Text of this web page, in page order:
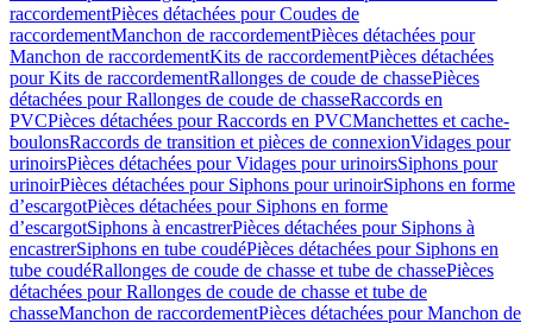
raccordementPièces détachées pour Coudes de
raccordementManchon de raccordementPièces détachées pour
Manchon de raccordementKits de raccordementPièces détachées
pour Kits de raccordementRallonges de coude de chassePièces
détachées pour Rallonges de coude de chasseRaccords en
PVCPièces détachées pour Raccords en PVCManchettes et cache-
boulonsRaccords de transition et pièces de connexionVidages pour
urinoirsPièces détachées pour Vidages pour urinoirsSiphons pour
urinoirPièces détachées pour Siphons pour urinoirSiphons en forme
d’escargotPièces détachées pour Siphons en forme
d’escargotSiphons à encastrerPièces détachées pour Siphons à
encastrerSiphons en tube coudéPièces détachées pour Siphons en
tube coudéRallonges de coude de chasse et tube de chassePièces
détachées pour Rallonges de coude de chasse et tube de
chasseManchon de raccordementPièces détachées pour Manchon de